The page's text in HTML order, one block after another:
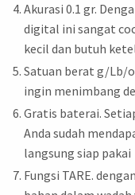
Akurasi 0.1 gr.
digital ini sangat
kecil dan butuh
Satuan berat g/Lb/
ingin menimbang
Gratis baterai.
Anda sudah
langsung siap pakai
Fungsi TARE.